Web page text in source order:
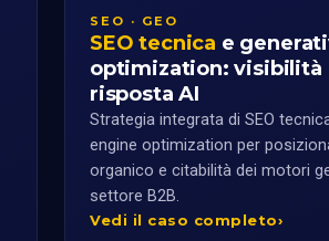
SEO · GEO
SEO tecnica e
optimization: visibilità
risposta AI
Strategia integrata di SEO
engine optimization per
organico e citabilità dei motori
settore B2B.
Vedi il caso completo